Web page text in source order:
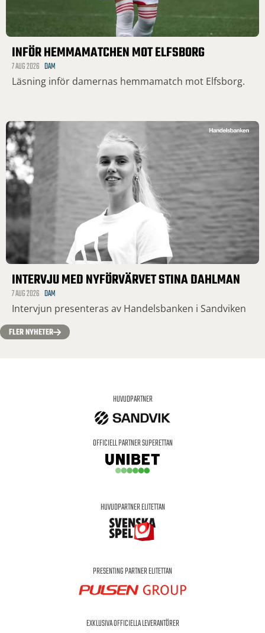
INFÖR HEMMAMATCHEN MOT ELFSBORG
7 AUG 2026 DAM
Läsning inför damernas hemmamatch mot Elfsborg.
INTERVJU MED NYFÖRVÄRVET STINA DAHLMAN
7 AUG 2026 DAM
Intervjun presenteras av Handelsbanken i Sandviken
FLER NYHETER
HUVUDPARTNER
OFFICIELL PARTNER SUPERETTAN
HUVUDPARTNER ELITETTAN
PRESENTING PARTNER ELITETTAN
EXKLUSIVA OFFICIELLA LEVERANTÖRER